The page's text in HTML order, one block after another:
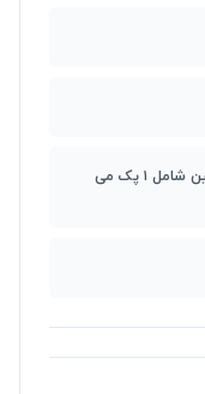
هر جین شامل ۱ پک می